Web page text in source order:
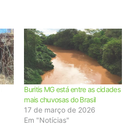
Buritis MG está entre as cidades
mais chuvosas do Brasil
17 de março de 2026
Em "Notícias"